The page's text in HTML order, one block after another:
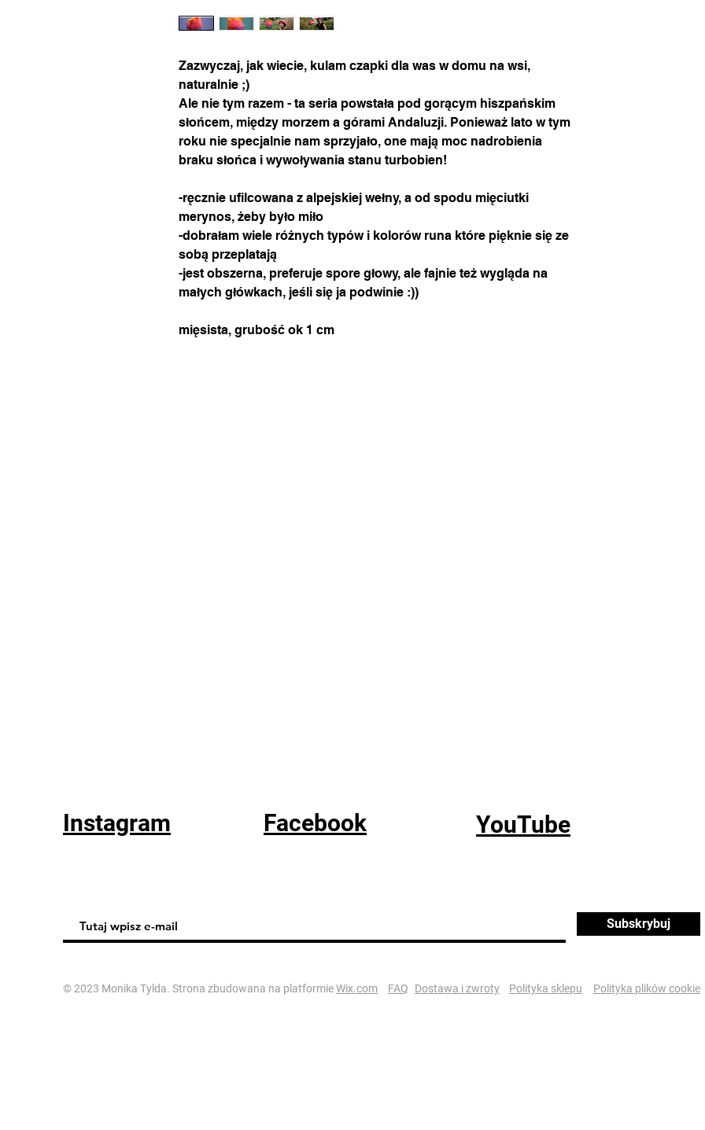
Zazwyczaj, jak wiecie, kulam czapki dla was w domu na wsi,
naturalnie ;)
Ale nie tym razem - ta seria powstała pod gorącym hiszpańskim
słońcem, między morzem a górami Andaluzji. Ponieważ lato w tym
roku nie specjalnie nam sprzyjało, one mają moc nadrobienia
braku słońca i wywoływania stanu turbobien!
-ręcznie ufilcowana z alpejskiej wełny, a od spodu mięciutki
merynos, żeby było miło
-dobrałam wiele różnych typów i kolorów runa które pięknie się ze
sobą przeplatają
-jest obszerna, preferuje spore głowy, ale fajnie też wygląda na
małych główkach, jeśli się ja podwinie :))
mięsista, grubość ok 1 cm
Instagram Facebook YouTube
Subskrybuj
© 2023 Monika Tylda. Strona zbudowana na platformieWix.com FAQ Dostawa i zwroty Polityka sklepu Polityka plików cookie